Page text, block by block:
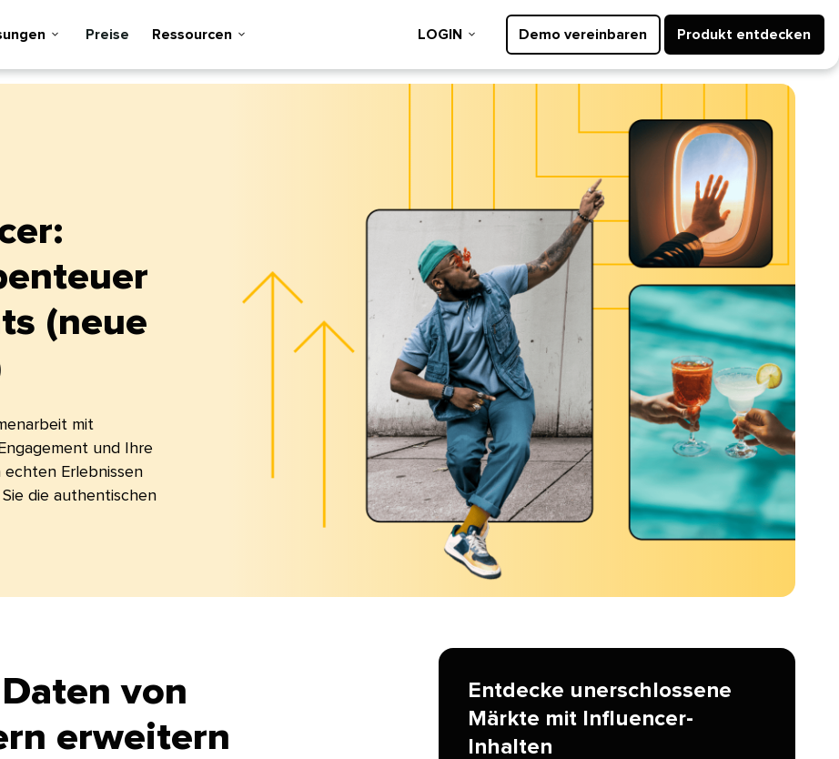
Preise​​ Ressourcen​​ LOGIN​​ Demo vereinbaren​​ Produkt entdecken​​
(neue
mit
und Ihre
Erlebnissen
die authentischen
von
erweitern​​
Entdecke unerschlossene
Märkte mit Influencer-
Inhalten​​